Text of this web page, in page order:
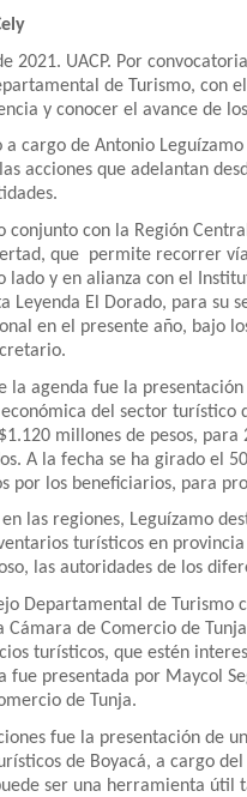
2021. UACP. Por
de Turismo, con
y conocer el avance de
a cargo de Antonio
acciones que adelantan
conjunto con la Región
que permite recorrer
lado y en alianza con el
Leyenda El Dorado, para su
en el presente año, bajo
la agenda fue la
del sector turístico
millones de pesos,
A la fecha se ha girado el
por los beneficiarios, para
las regiones, Leguízamo
turísticos en
las autoridades de los
Departamental de
Cámara de Comercio de
turísticos, que estén
fue presentada por Maycol
de Tunja.
fue la presentación de
de Boyacá, a cargo
ser una herramienta útil